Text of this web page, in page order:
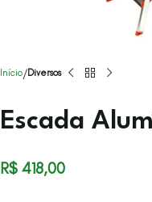
Início Diversos
Escada
R$ 418,00